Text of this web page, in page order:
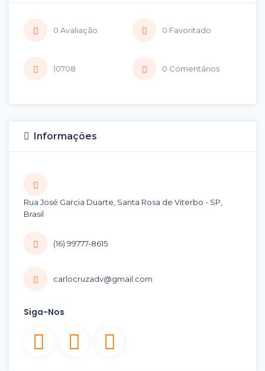
0 Avaliação 0 Favoritado
10708 0 Comentários
Informações
Rua José Garcia Duarte, Santa Rosa de Viterbo - SP,
Brasil
(16) 99777-8615
carlocruzadv@gmail.com
Siga-Nos